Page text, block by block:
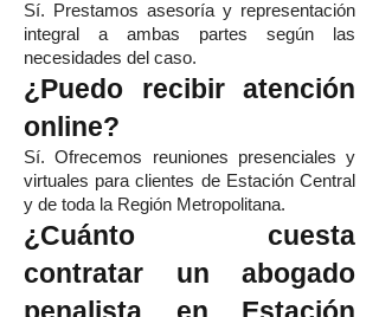
Sí. Prestamos asesoría y representación
integral a ambas partes según las
necesidades del caso.
¿Puedo recibir atención
online?
Sí. Ofrecemos reuniones presenciales y
virtuales para clientes de Estación Central
y de toda la Región Metropolitana.
¿Cuánto cuesta
contratar un abogado